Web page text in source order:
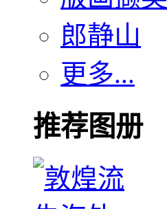
郎静山
更多...
推荐图册